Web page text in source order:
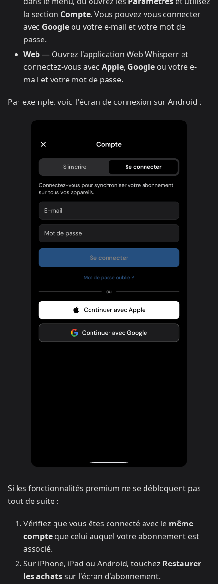
la section Compte. Vous pouvez vous connecter
avec Google ou votre e-mail et votre mot de
passe.
Web— Ouvrez l'application Web Whisperr et
connectez-vous avec Apple, Google ou votre e-
mail et votre mot de passe.
Par exemple, voici l'écran de connexion sur Android :
Si les fonctionnalités premium ne se débloquent pas
tout de suite :
Vérifiez que vous êtes connecté avec le même
compte que celui auquel votre abonnement est
associé.
Sur iPhone, iPad ou Android, touchez Restaurer
les achatssur l'écran d'abonnement.